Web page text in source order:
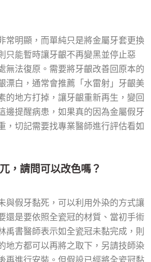
常明顯，而單純只是將金屬牙套更換
只能暫時讓牙齦不再變黑並停止惡
無法復原。需要將牙齦改善回原本的
漂白，通常會推薦「水雷射」牙齦美
的地方打掉，讓牙齦重新再生，變回
邊提醒病患，如果真的因為金屬假牙
，切記需要找專業醫師進行評估看如
，請問可以改色嗎？
與假牙黏死，可以利用外染的方式讓
還是要依照全瓷冠的材質、當初手術
禹書醫師表示如全瓷冠未黏完成，則
地方都可以再將之取下，另請技師染